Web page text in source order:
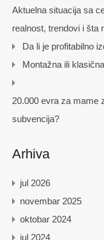
Aktuelna situacija sa
realnost, trendovi i šta
Da li je profitabilno
Montažna ili
20.000 evra za mame
subvencija?
Arhiva
jul 2026
novembar 2025
oktobar 2024
jul 2024